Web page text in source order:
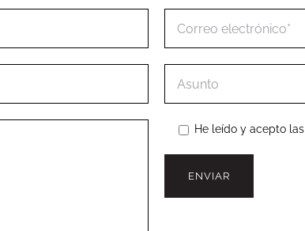
He leído y acepto las